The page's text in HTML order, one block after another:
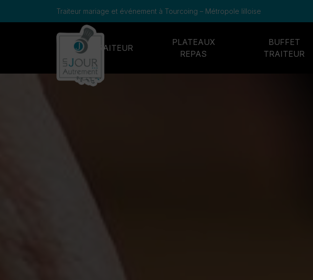
Traiteur mariage et événement à Tourcoing – Métropole lilloise
TRAITEUR
PLATEAUX
REPAS
BUFFET
TRAITEUR
Panneau de gestion des cookies